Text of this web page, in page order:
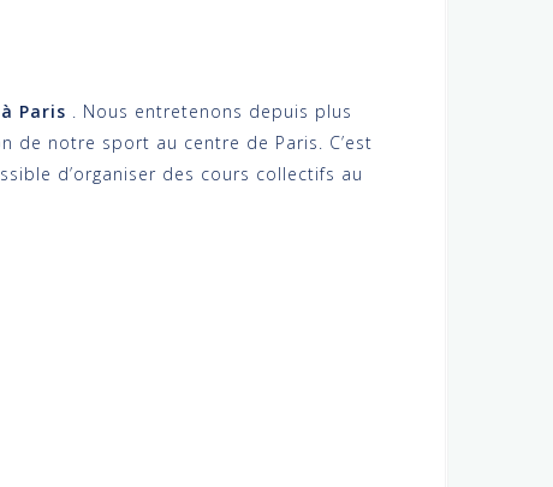
Paris . Nous entretenons depuis plus
de notre sport au centre de Paris. C’est
d’organiser des cours collectifs au